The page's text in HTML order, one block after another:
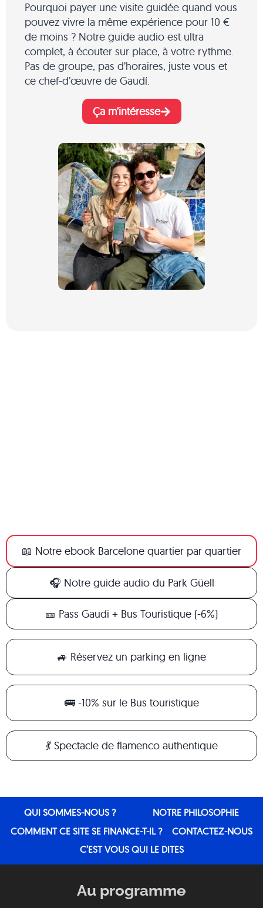
Pourquoi payer une visite guidée quand vous
pouvez vivre la même expérience pour 10 €
de moins ? Notre guide audio est ultra
complet, à écouter sur place, à votre rythme.
Pas de groupe, pas d’horaires, juste vous et
ce chef-d’œuvre de Gaudí.
Ça m’intéresse
📖 Notre ebook Barcelone quartier par quartier
🎧 Notre guide audio du Park Güell
🎫 Pass Gaudi + Bus Touristique (-6%)
🚙 Réservez un parking en ligne
🚌 -10% sur le Bus touristique
💃 Spectacle de flamenco authentique
QUI SOMMES-NOUS ?
NOTRE PHILOSOPHIE
COMMENT CE SITE SE FINANCE-T-IL ?
CONTACTEZ-NOUS
C’EST VOUS QUI LE DITES
Au programme